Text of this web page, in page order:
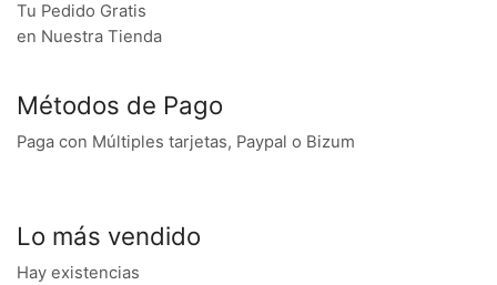
Tu Pedido Gratis
en Nuestra Tienda
Métodos de Pago
Paga con Múltiples tarjetas, Paypal o Bizum
Lo más vendido
Hay existencias